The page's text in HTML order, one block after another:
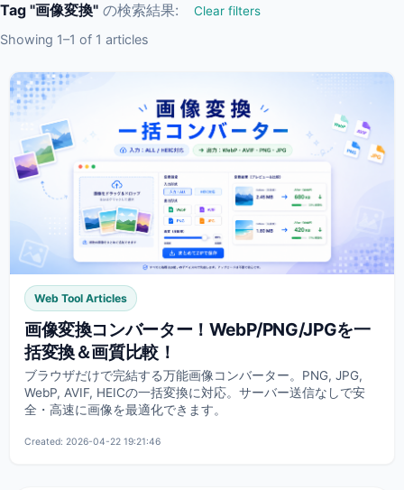
Tag "画像変換" の検索結果: Clear filters
Showing 1–1 of 1 articles
Web Tool Articles
画像変換コンバーター！WebP/PNG/JPGを一
括変換＆画質比較！
ブラウザだけで完結する万能画像コンバーター。PNG, JPG,
WebP, AVIF, HEICの一括変換に対応。サーバー送信なしで安
全・高速に画像を最適化できます。
Created: 2026-04-22 19:21:46